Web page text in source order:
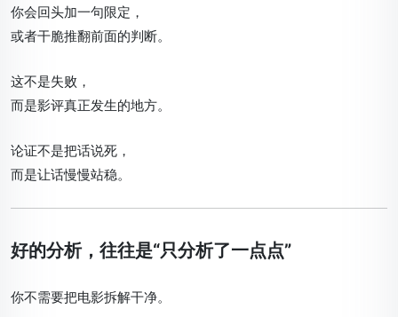
你会回头加一句限定，
或者干脆推翻前面的判断。
这不是失败，
而是影评真正发生的地方。
论证不是把话说死，
而是让话慢慢站稳。
好的分析，往往是“只分析了一点点”
你不需要把电影拆解干净。